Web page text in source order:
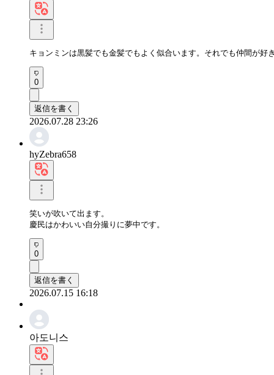
キョンミンは黒髪でも金髪でもよく似合います。それでも仲間が好
0
返信を書く
2026.07.28 23:26
hyZebra658
笑いが吹いて出ます。
慶民はかわいい自分撮りに夢中です。
0
返信を書く
2026.07.15 16:18
아도니스